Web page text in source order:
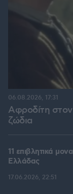
Αφροδίτη
ζώδια
06.08.2026, 17:31
11 επιβλητικά
Ελλάδας
17.06.2026, 22:51